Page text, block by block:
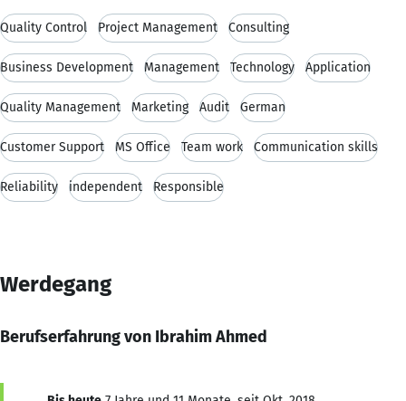
Quality Control Project Management Consulting
Business Development Management Technology Application
Quality Management Marketing Audit German
Customer Support MS Office Team work Communication skills
Reliability independent Responsible
Werdegang
Berufserfahrung von Ibrahim Ahmed